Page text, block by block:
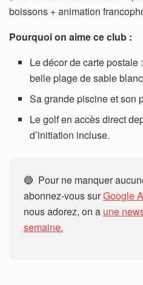
boissons + animation
Pourquoi on aime ce club :
Le décor de carte
belle plage de sable
Sa grande piscine et son
Le golf en accès direct
d’initiation incluse.
🔵 Pour ne manquer
abonnez-vous surGoogle
nous adorez, on a une
semaine.